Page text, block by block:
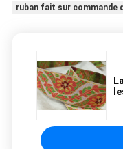
ruban fait sur commande